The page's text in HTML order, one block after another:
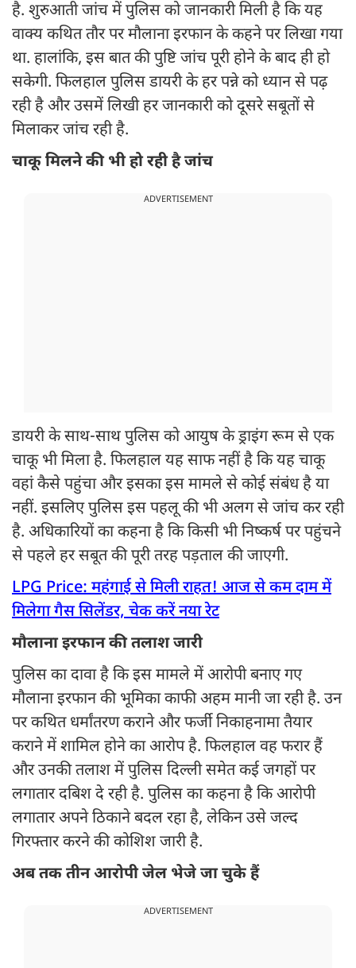
है. शुरुआती जांच में पुलिस को जानकारी मिली है कि यह
वाक्य कथित तौर पर मौलाना इरफान के कहने पर लिखा गया
था. हालांकि, इस बात की पुष्टि जांच पूरी होने के बाद ही हो
सकेगी. फिलहाल पुलिस डायरी के हर पन्ने को ध्यान से पढ़
रही है और उसमें लिखी हर जानकारी को दूसरे सबूतों से
मिलाकर जांच रही है.
चाकू मिलने की भी हो रही है जांच
ADVERTISEMENT
डायरी के साथ-साथ पुलिस को आयुष के ड्राइंग रूम से एक
चाकू भी मिला है. फिलहाल यह साफ नहीं है कि यह चाकू
वहां कैसे पहुंचा और इसका इस मामले से कोई संबंध है या
नहीं. इसलिए पुलिस इस पहलू की भी अलग से जांच कर रही
है. अधिकारियों का कहना है कि किसी भी निष्कर्ष पर पहुंचने
से पहले हर सबूत की पूरी तरह पड़ताल की जाएगी.
LPG Price: महंगाई से मिली राहत! आज से कम दाम में
मिलेगा गैस सिलेंडर, चेक करें नया रेट
मौलाना इरफान की तलाश जारी
पुलिस का दावा है कि इस मामले में आरोपी बनाए गए
मौलाना इरफान की भूमिका काफी अहम मानी जा रही है. उन
पर कथित धर्मांतरण कराने और फर्जी निकाहनामा तैयार
कराने में शामिल होने का आरोप है. फिलहाल वह फरार हैं
और उनकी तलाश में पुलिस दिल्ली समेत कई जगहों पर
लगातार दबिश दे रही है. पुलिस का कहना है कि आरोपी
लगातार अपने ठिकाने बदल रहा है, लेकिन उसे जल्द
गिरफ्तार करने की कोशिश जारी है.
अब तक तीन आरोपी जेल भेजे जा चुके हैं
ADVERTISEMENT